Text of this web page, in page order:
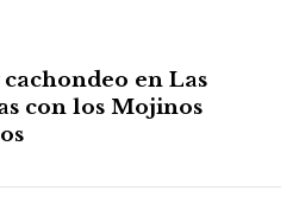
cachondeo en Las
con los Mojinos